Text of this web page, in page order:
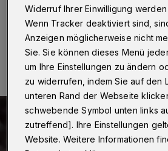
12.10.2021 , 09:00 Uhr Eine Minute
Widerruf Ihrer Einwilligung
Wenn Tracker deaktiviert sind,
Anzeigen möglicherweise nicht
Sie. Sie können dieses Menü
um Ihre Einstellungen zu ändern
zu widerrufen, indem Sie auf den
unteren Rand der Webseite
schwebende Symbol unten links
zutreffend]. Ihre Einstellungen
Website. Weitere Informationen